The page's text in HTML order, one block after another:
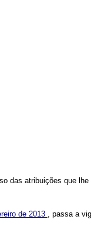
das atribuições que
de 2013
, passa a